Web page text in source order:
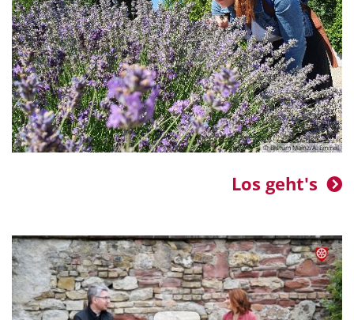
© Bistum Mainz/A. Emmel
Los geht's